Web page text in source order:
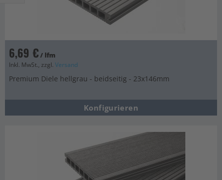
6,69 €/ lfm
Inkl. MwSt., zzgl. Versand
Premium Diele hellgrau - beidseitig - 23x146mm
Konfigurieren